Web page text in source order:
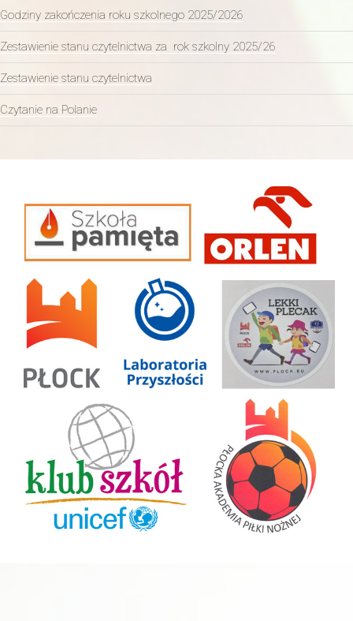
Godziny zakończenia roku szkolnego 2025/2026
Zestawienie stanu czytelnictwa za rok szkolny 2025/26
Zestawienie stanu czytelnictwa
Czytanie na Polanie